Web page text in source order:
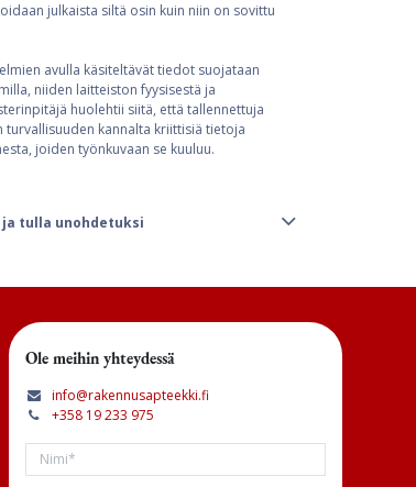
julkaista siltä osin kuin niin on sovittu
avulla käsiteltävät tiedot suojataan
niiden laitteiston fyysisestä ja
huolehtii siitä, että tallennettuja
kannalta kriittisiä tietoja
joiden työnkuvaan se kuuluu.
tulla unohdetuksi
Ole meihin yhteydessä
info@rakennusapteekki.fi
+358 19 233 975